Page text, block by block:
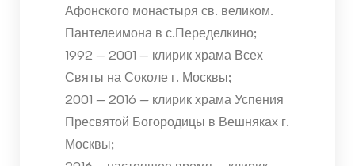
Афонского монастыря св. великом.
Пантелеимона в с.Переделкино;
1992 — 2001 — клирик храма Всех
Святы на Соколе г. Москвы;
2001 — 2016 — клирик храма Успения
Пресвятой Богородицы в Вешняках г.
Москвы;